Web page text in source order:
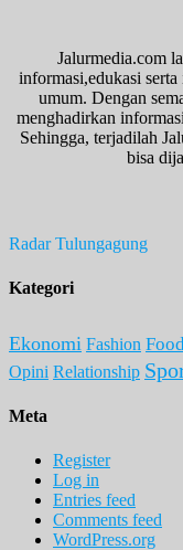
Jalurmedia.com
informasi,edukasi serta
umum. Dengan
menghadirkan
Sehingga, terjadilah
bisa
Radar Tulungagung
Kategori
Ekonomi Fashion
Opini Relationship
Meta
Register
Log in
Entries feed
Comments feed
WordPress.org